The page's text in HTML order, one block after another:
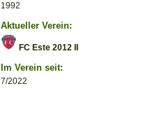
1992
Aktueller Verein:
FC Este 2012 II
Im Verein seit:
7/2022